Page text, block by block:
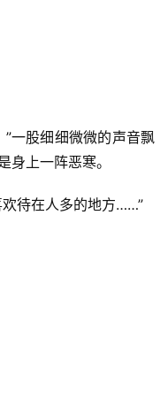
一股细细微微的声音飘
身上一阵恶寒。
待在人多的地方……”